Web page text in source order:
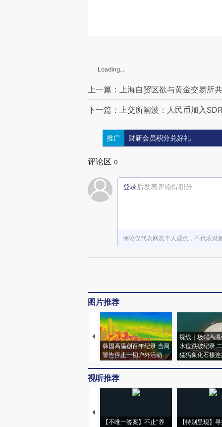
Loading...
上一篇：上海自贸区欲与黄金交易所
下一篇：上交所阚波：人民币加入
推广 财新会员积分兑好礼
评论区 0
登录后发表评论得积分
评论仅代表网友个人观点，不代表财
图片推荐
韩国高温创百年纪录 当局
警告停止一切户外活动
视线｜极端高
水位跌破纪录
猛犸象化石接连
视听推荐
【不唯一答案】不止“养
【特别呈现】